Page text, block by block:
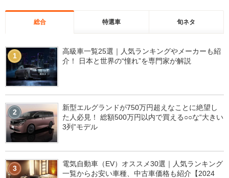
総合 特選車 旬ネタ
1
高級車一覧25選｜人気ランキングやメーカーも紹
介！ 日本と世界の“憧れ”を専門家が解説
2
新型エルグランドが750万円超えなことに絶望し
た人必見！ 総額500万円以内で買える○○な“大きい
3列”モデル
3
電気自動車（EV）オススメ30選｜人気ランキング
一覧からお安い車種、中古車価格も紹介【2024